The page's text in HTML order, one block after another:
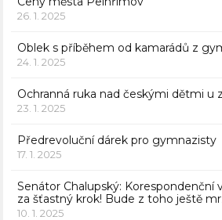
26. 1. 2025
Oblek s příběhem od kamarádů z
24. 1. 2025
Ochranná ruka nad českými dětmi u
23. 1. 2025
Předrevoluční dárek pro gymnazisty
17. 1. 2025
Senátor Chalupský: Korespondenční
za šťastný krok! Bude z toho ještě
10. 1. 2025